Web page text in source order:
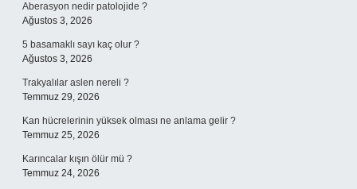
Aberasyon nedir patolojide ?
Ağustos 3, 2026
5 basamaklı sayı kaç olur ?
Ağustos 3, 2026
Trakyalılar aslen nereli ?
Temmuz 29, 2026
Kan hücrelerinin yüksek olması ne anlama gelir ?
Temmuz 25, 2026
Karıncalar kışın ölür mü ?
Temmuz 24, 2026